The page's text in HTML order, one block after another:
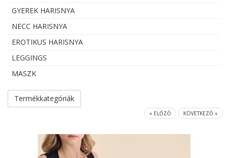
GYEREK HARISNYA
NECC HARISNYA
EROTIKUS HARISNYA
LEGGINGS
MASZK
Termékkategóriák
« ELŐZŐ KÖVETKEZŐ »